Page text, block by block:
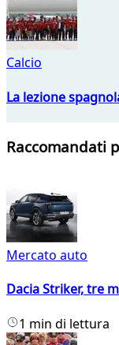
Calcio
La lezione
Raccomandati
Mercato auto
Dacia Striker, tre
1 min di lettura